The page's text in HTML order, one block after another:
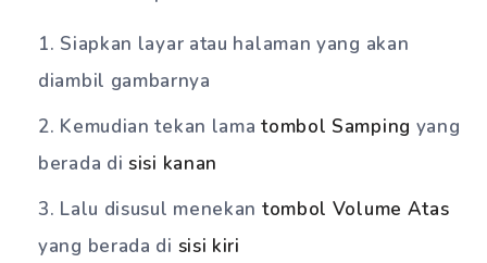
Siapkan layar atau halaman yang akan
diambil gambarnya
Kemudian tekan lamatombol Samping yang
berada di sisi kanan
Lalu disusul menekan tombol Volume Atas
yang berada di sisi kiri